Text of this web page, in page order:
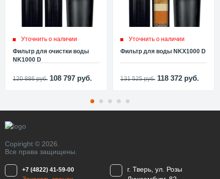
Уточнить о наличии
Фильтр для очистки воды
NK1000 D
120 886руб. 108 797 руб.
Уточнить о наличии
Фильтр для воды NKX1000 D
131 525руб. 118 372 руб.
Copiright © 2026.
Все права защищены.
+7 (4822) 41-59-00
г. Тверь, ул. Розы